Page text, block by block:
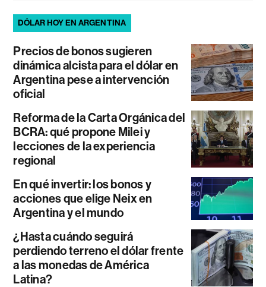
DÓLAR HOY EN ARGENTINA
Precios de bonos sugieren
dinámica alcista para el dólar en
Argentina pese a intervención
oficial
Reforma de la Carta Orgánica del
BCRA: qué propone Milei y
lecciones de la experiencia
regional
En qué invertir: los bonos y
acciones que elige Neix en
Argentina y el mundo
¿Hasta cuándo seguirá
perdiendo terreno el dólar frente
a las monedas de América
Latina?